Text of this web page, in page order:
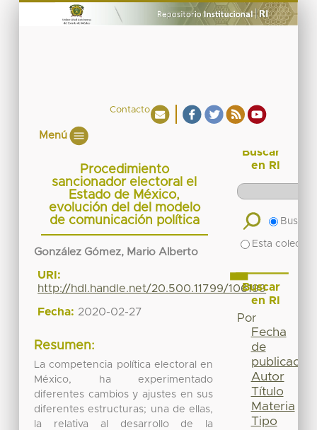
Contacto
Menú
Procedimiento
sancionador electoral el
Estado de México,
evolución del del modelo
de comunicación política
González Gómez, Mario Alberto
URI:
http://hdl.handle.net/20.500.11799/106199
Fecha: 2020-02-27
Resumen:
La competencia política electoral en
México, ha experimentado
diferentes cambios y ajustes en sus
diferentes estructuras; una de ellas,
la relativa al desarrollo de la
Buscar
en RI
Buscar
Esta
Buscar
en RI
Por
Fecha
de
publicación
Autor
Título
Materia
Tipo